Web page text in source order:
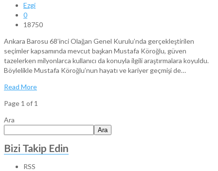
Ezgi
0
18750
Ankara Barosu 68’inci Olağan Genel Kurulu’nda gerçekleştirilen
seçimler kapsamında mevcut başkan Mustafa Köroğlu, güven
tazelerken milyonlarca kullanıcı da konuyla ilgili araştırmalara koyuldu.
Böylelikle Mustafa Köroğlu’nun hayatı ve kariyer geçmişi de…
Read More
Page 1 of 1
Ara
Ara
Bizi Takip Edin
RSS